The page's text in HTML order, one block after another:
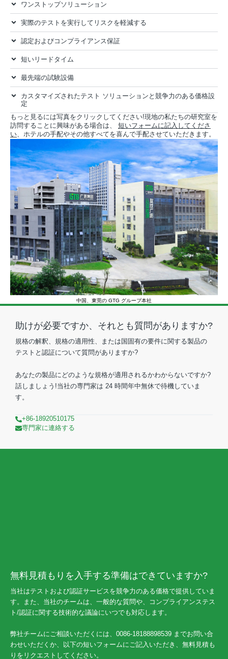
ワンストップソリューション
実際のテストを実行してリスクを軽減する
認定およびコンプライアンス保証
短いリードタイム
最先端の試験設備
カスタマイズされたテスト ソリューションと競争力のある価格設
定
もっと見るには写真をクリックしてください!現地の私たちの研究室を
訪問することに興味がある場合は、 短いフォームに記入してくださ
い 、ホテルの手配やその他すべてを喜んで手配させていただきます。
中国、東莞の GTG グループ本社
助けが必要ですか、それとも質問がありますか?
規格の解釈、規格の適用性、または国固有の要件に関する製品の
テストと認証について質問がありますか?
あなたの製品にどのような規格が適用されるかわからないですか?
話しましょう!当社の専門家は 24 時間年中無休で待機していま
す。
+86-18920510175
専門家に連絡する
無料見積もりを入手する準備はできていますか?
当社はテストおよび認証サービスを競争力のある価格で提供していま
す。また、当社のチームは、一般的な質問や、コンプライアンステス
ト/認証に関する技術的な議論にいつでも対応します。
弊社チームにご相談いただくには、0086-18188898539 までお問い合
わせいただくか、以下の短いフォームにご記入いただき、無料見積も
りをリクエストしてください。